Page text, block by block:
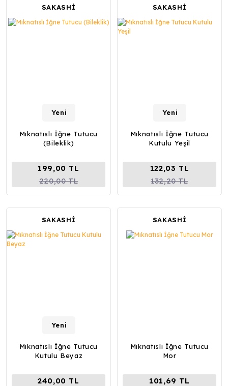
SAKASHİ
Yeni
Mıknatıslı İğne Tutucu
(Bileklik)
199,00 TL
220,00 TL
SAKASHİ
Yeni
Mıknatıslı İğne Tutucu
Kutulu Yeşil
122,03 TL
132,20 TL
SAKASHİ
Yeni
Mıknatıslı İğne Tutucu
Kutulu Beyaz
240,00 TL
SAKASHİ
Mıknatıslı İğne Tutucu
Mor
101,69 TL